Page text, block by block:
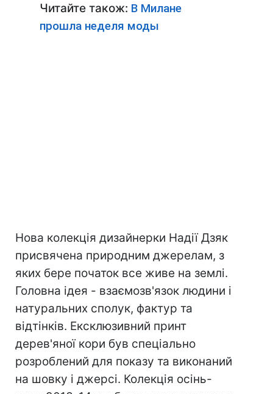
Читайте також: В Милане
прошла неделя моды
Нова колекція дизайнерки Надії Дзяк
присвячена природним джерелам, з
яких бере початок все живе на землі.
Головна ідея - взаємозв'язок людини і
натуральних сполук, фактур та
відтінків. Ексклюзивний принт
дерев'яної кори був спеціально
розроблений для показу та виконаний
на шовку і джерсі. Колекція осінь-